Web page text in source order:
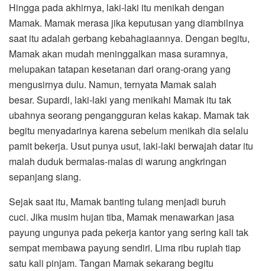
Hingga pada akhirnya, laki-laki itu menikah dengan
Mamak. Mamak merasa jika keputusan yang diambilnya
saat itu adalah gerbang kebahagiaannya. Dengan begitu,
Mamak akan mudah meninggalkan masa suramnya,
melupakan tatapan kesetanan dari orang-orang yang
mengusirnya dulu. Namun, ternyata Mamak salah
besar. Supardi, laki-laki yang menikahi Mamak itu tak
ubahnya seorang pengangguran kelas kakap. Mamak tak
begitu menyadarinya karena sebelum menikah dia selalu
pamit bekerja. Usut punya usut, laki-laki berwajah datar itu
malah duduk bermalas-malas di warung angkringan
sepanjang siang.
Sejak saat itu, Mamak banting tulang menjadi buruh
cuci. Jika musim hujan tiba, Mamak menawarkan jasa
payung ungunya pada pekerja kantor yang sering kali tak
sempat membawa payung sendiri. Lima ribu rupiah tiap
satu kali pinjam. Tangan Mamak sekarang begitu